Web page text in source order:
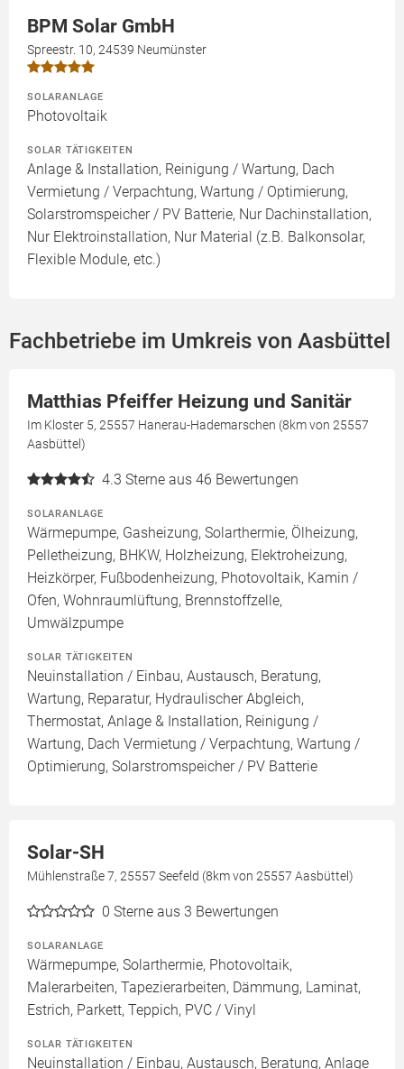
BPM Solar GmbH
Spreestr. 10, 24539 Neumünster
SOLARANLAGE
Photovoltaik
SOLAR TÄTIGKEITEN
Anlage & Installation, Reinigung / Wartung, Dach
Vermietung / Verpachtung, Wartung / Optimierung,
Solarstromspeicher / PV Batterie, Nur Dachinstallation,
Nur Elektroinstallation, Nur Material (z.B. Balkonsolar,
Flexible Module, etc.)
Fachbetriebe im Umkreis von Aasbüttel
Matthias Pfeiffer Heizung und Sanitär
Im Kloster 5, 25557 Hanerau-Hademarschen (8km von 25557
Aasbüttel)
4.3 Sterne aus 46 Bewertungen
SOLARANLAGE
Wärmepumpe, Gasheizung, Solarthermie, Ölheizung,
Pelletheizung, BHKW, Holzheizung, Elektroheizung,
Heizkörper, Fußbodenheizung, Photovoltaik, Kamin /
Ofen, Wohnraumlüftung, Brennstoffzelle,
Umwälzpumpe
SOLAR TÄTIGKEITEN
Neuinstallation / Einbau, Austausch, Beratung,
Wartung, Reparatur, Hydraulischer Abgleich,
Thermostat, Anlage & Installation, Reinigung /
Wartung, Dach Vermietung / Verpachtung, Wartung /
Optimierung, Solarstromspeicher / PV Batterie
Solar-SH
Mühlenstraße 7, 25557 Seefeld (8km von 25557 Aasbüttel)
0 Sterne aus 3 Bewertungen
SOLARANLAGE
Wärmepumpe, Solarthermie, Photovoltaik,
Malerarbeiten, Tapezierarbeiten, Dämmung, Laminat,
Estrich, Parkett, Teppich, PVC / Vinyl
SOLAR TÄTIGKEITEN
Neuinstallation / Einbau, Austausch, Beratung, Anlage